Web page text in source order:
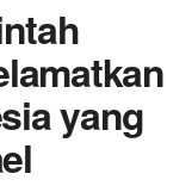
yang